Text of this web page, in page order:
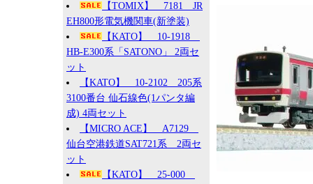
【TOMIX】 7181 JR
EH800形電気機関車(新塗装)
【KATO】 10-1918
HB-E300系「SATONO」 2両セ
ット
【KATO】 10-2102 205系
3100番台 仙石線色(1パンタ編
成) 4両セット
【MICRO ACE】 A7129
仙台空港鉄道SAT721系 2両セ
ット
【KATO】 25-000